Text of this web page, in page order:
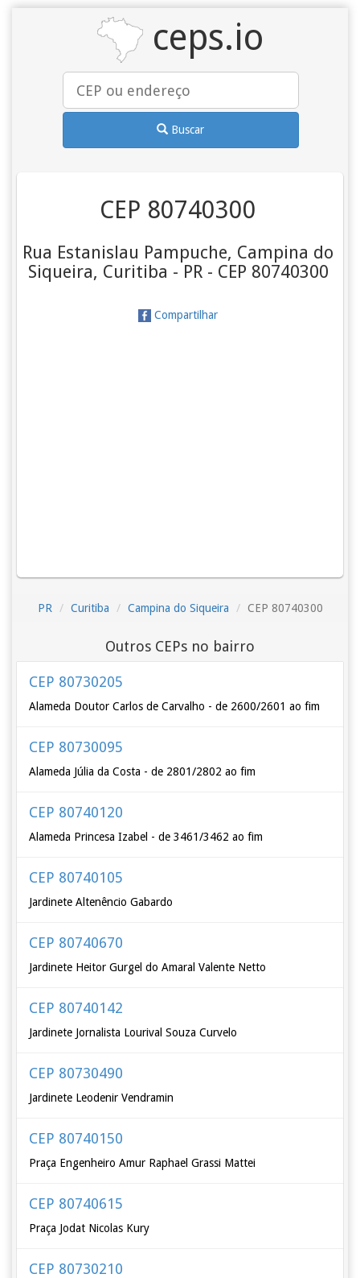
ceps.io
Buscar
CEP 80740300
Rua Estanislau Pampuche, Campina do
Siqueira, Curitiba - PR - CEP 80740300
Compartilhar
PR Curitiba Campina do Siqueira CEP 80740300
Outros CEPs no bairro
CEP 80730205
Alameda Doutor Carlos de Carvalho - de 2600/2601 ao fim
CEP 80730095
Alameda Júlia da Costa - de 2801/2802 ao fim
CEP 80740120
Alameda Princesa Izabel - de 3461/3462 ao fim
CEP 80740105
Jardinete Altenêncio Gabardo
CEP 80740670
Jardinete Heitor Gurgel do Amaral Valente Netto
CEP 80740142
Jardinete Jornalista Lourival Souza Curvelo
CEP 80730490
Jardinete Leodenir Vendramin
CEP 80740150
Praça Engenheiro Amur Raphael Grassi Mattei
CEP 80740615
Praça Jodat Nicolas Kury
CEP 80730210